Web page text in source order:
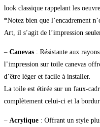
look classique rappelant les
*Notez bien que l’encadrement
Art, il s’agit de l’impression
– Canevas : Résistante aux
l’impression sur toile canevas
d’être léger et facile à installer.
La toile est étirée sur un faux-
complètement celui-ci et la
– Acrylique : Offrant un style